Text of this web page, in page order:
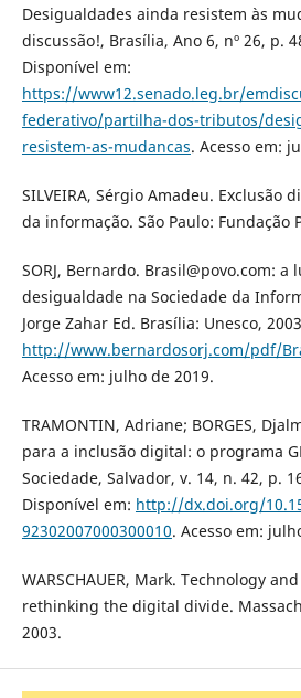
Desigualdades ainda resistem às
discussão!, Brasília, Ano 6, nº 26, p.
Disponível em:
https://www12.senado.leg.br/
federativo/partilha-dos-tributos/
resistem-as-mudancas. Acesso em:
SILVEIRA, Sérgio Amadeu. Exclusão
da informação. São Paulo: Fundação
SORJ, Bernardo. Brasil@povo.com: a
desigualdade na Sociedade da
Jorge Zahar Ed. Brasília: Unesco,
http://www.bernardosorj.com/pdf/
Acesso em: julho de 2019.
TRAMONTIN, Adriane; BORGES,
para a inclusão digital: o programa
Sociedade, Salvador, v. 14, n. 42, p.
Disponível em: http://dx.doi.org/
92302007000300010. Acesso em:
WARSCHAUER, Mark. Technology
rethinking the digital divide.
2003.